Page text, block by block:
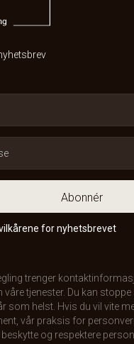
Abonnér
for nyhetsbrevet
trenger
tjenester. Du kan
som helst. Hvis du vil vite
vår praksis for
og respektere